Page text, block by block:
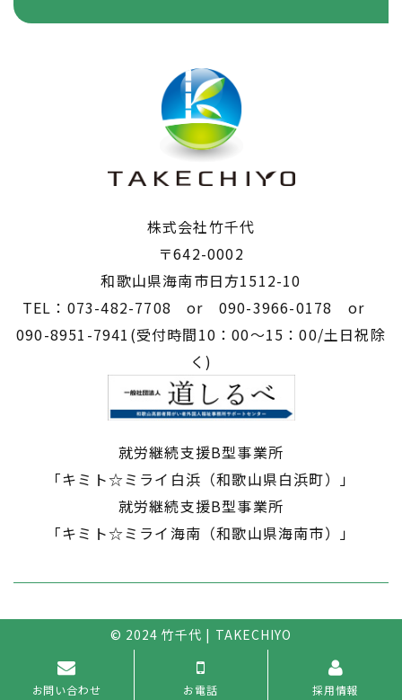
株式会社竹千代
〒642-0002
​​​​​​​和歌山県海南市日方1512-10
TEL：073-482-7708 or 090-3966-0178 or
090-8951-7941(受付時間10：00～15：00/土日祝除
く)
就労継続支援B型事業所
​​​​​​​「キミト☆ミライ白浜（和歌山県白浜町）」
就労継続支援B型事業所
​​​​​​​「キミト☆ミライ海南（和歌山県海南市）」
© 2024竹千代 | TAKECHIYO
お問い合わせ お電話 採用情報